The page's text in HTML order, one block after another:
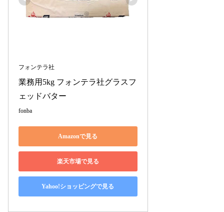
フォンテラ社
業務用5kg フォンテラ社グラスフ
ェッドバター
fonba
Amazonで見る
楽天市場で見る
Yahoo!ショッピングで見る